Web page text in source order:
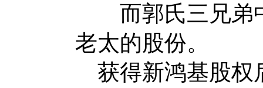
而郭氏三兄弟
老太的股份。
获得新鸿基股权